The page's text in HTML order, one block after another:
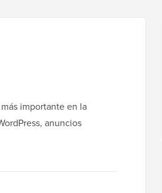
importante en la
anuncios